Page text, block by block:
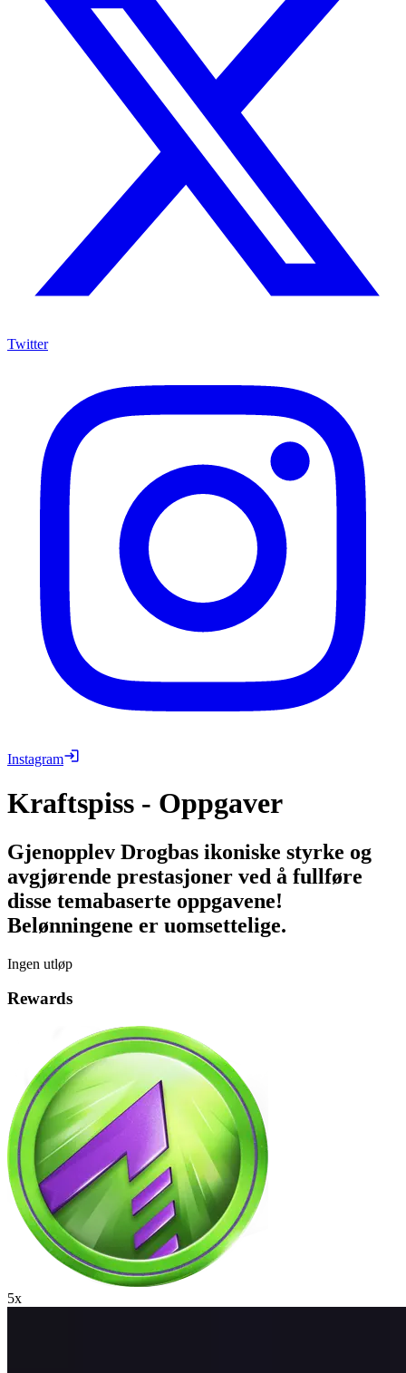
Twitter
Instagram
Kraftspiss - Oppgaver
Gjenopplev Drogbas ikoniske styrke og
avgjørende prestasjoner ved å fullføre
disse temabaserte oppgavene!
Belønningene er uomsettelige.
Ingen utløp
Rewards
5x